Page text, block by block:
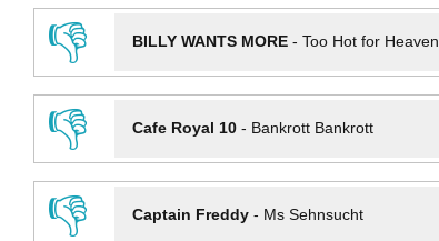
👎
BILLY WANTS MORE- Too Hot for Heaven
👎
Cafe Royal 10- Bankrott Bankrott
👎
Captain Freddy- Ms Sehnsucht